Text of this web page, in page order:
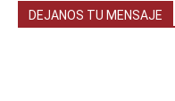
DEJANOS TU MENSAJE